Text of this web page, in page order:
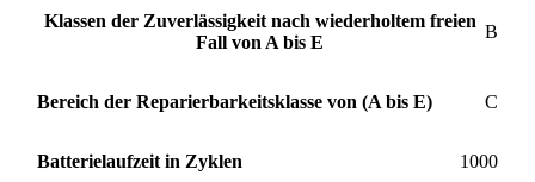
Klassen der Zuverlässigkeit nach wiederholtem freien
Fall von A bis E
B
Bereich der Reparierbarkeitsklasse von (A bis E) C
Batterielaufzeit in Zyklen 1000